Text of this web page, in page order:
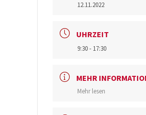
12.11.2022
UHRZEIT
9:30 - 17:30
MEHR
Mehr lesen